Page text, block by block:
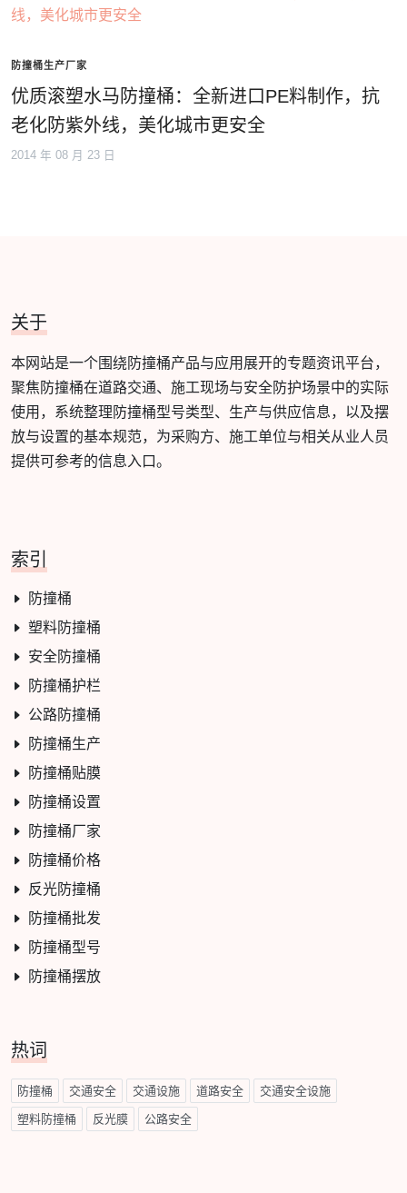
防撞桶生产厂家
优质滚塑水马防撞桶：全新进口PE料制作，抗
老化防紫外线，美化城市更安全
2014 年 08 月 23 日
关于
本网站是一个围绕防撞桶产品与应用展开的专题资讯平台，
聚焦防撞桶在道路交通、施工现场与安全防护场景中的实际
使用，系统整理防撞桶型号类型、生产与供应信息，以及摆
放与设置的基本规范，为采购方、施工单位与相关从业人员
提供可参考的信息入口。
索引
防撞桶
塑料防撞桶
安全防撞桶
防撞桶护栏
公路防撞桶
防撞桶生产
防撞桶贴膜
防撞桶设置
防撞桶厂家
防撞桶价格
反光防撞桶
防撞桶批发
防撞桶型号
防撞桶摆放
热词
防撞桶 交通安全 交通设施 道路安全 交通安全设施
塑料防撞桶 反光膜 公路安全